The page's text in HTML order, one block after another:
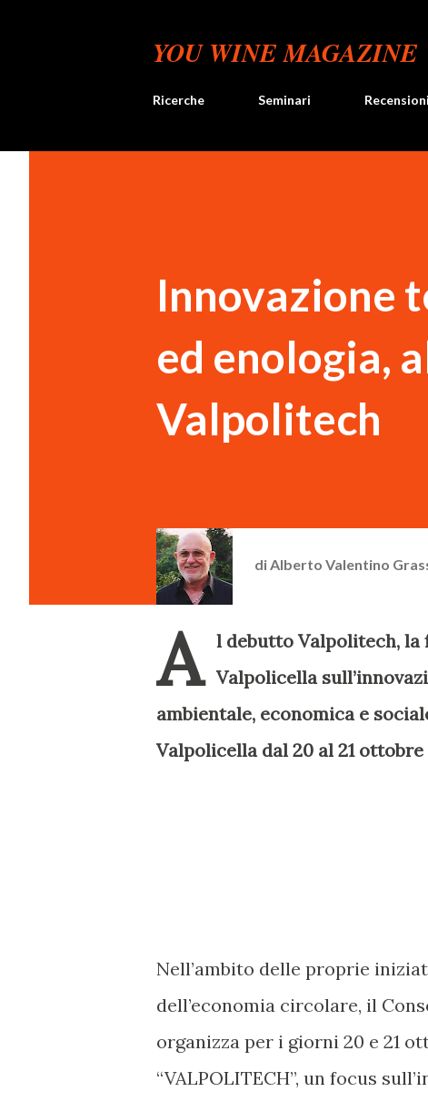
YOU WINE MAGAZINE
Ricerche Seminari Recensioni
Innovazione
ed enologia,
Valpolitech
di Alberto Valentino
A
l debutto Valpolitech, la
Valpolicella
ambientale, economica e
Valpolicella dal 20 al 21 ottobre
Nell’ambito delle proprie
dell’economia circolare, il
organizza per i giorni 20 e 21
“VALPOLITECH”, un focus